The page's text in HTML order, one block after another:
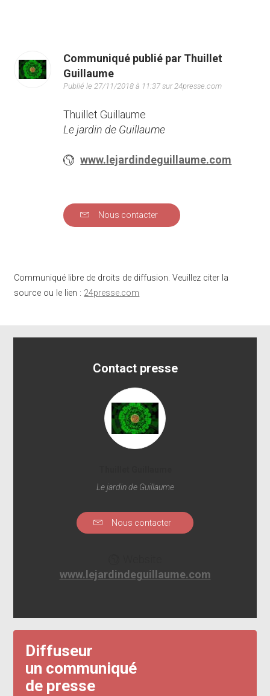
Communiqué publié par Thuillet
Guillaume
Publié le 27/11/2018 à 11:37 sur 24presse.com
Thuillet Guillaume
Le jardin de Guillaume
www.lejardindeguillaume.com
Nous contacter
Communiqué libre de droits de diffusion. Veuillez citer la
source ou le lien : 24presse.com
Contact presse
Le jardin de Guillaume
Nous contacter
www.lejardindeguillaume.com
Diffuseur
un communiqué
de presse